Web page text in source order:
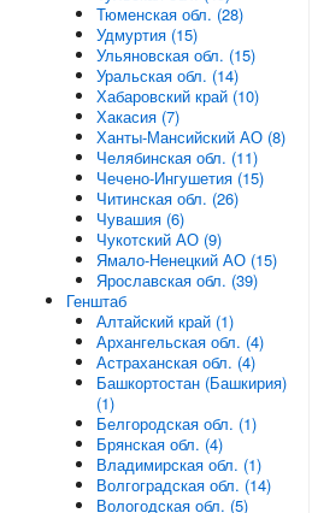
Тюменская обл. (28)
Удмуртия (15)
Ульяновская обл. (15)
Уральская обл. (14)
Хабаровский край (10)
Хакасия (7)
Ханты-Мансийский АО (8)
Челябинская обл. (11)
Чечено-Ингушетия (15)
Читинская обл. (26)
Чувашия (6)
Чукотский АО (9)
Ямало-Ненецкий АО (15)
Ярославская обл. (39)
Генштаб
Алтайский край (1)
Архангельская обл. (4)
Астраханская обл. (4)
Башкортостан (Башкирия)
(1)
Белгородская обл. (1)
Брянская обл. (4)
Владимирская обл. (1)
Волгоградская обл. (14)
Вологодская обл. (5)